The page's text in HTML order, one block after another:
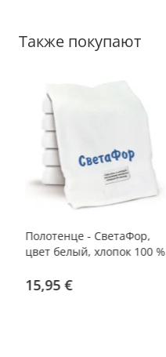
Также покупают
Полотенце - СветаФор,
цвет белый, хлопок 100 %
15,95 €